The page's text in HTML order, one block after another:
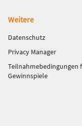
Weitere
Datenschutz
Privacy Manager
Teilnahmebedingungen
Gewinnspiele